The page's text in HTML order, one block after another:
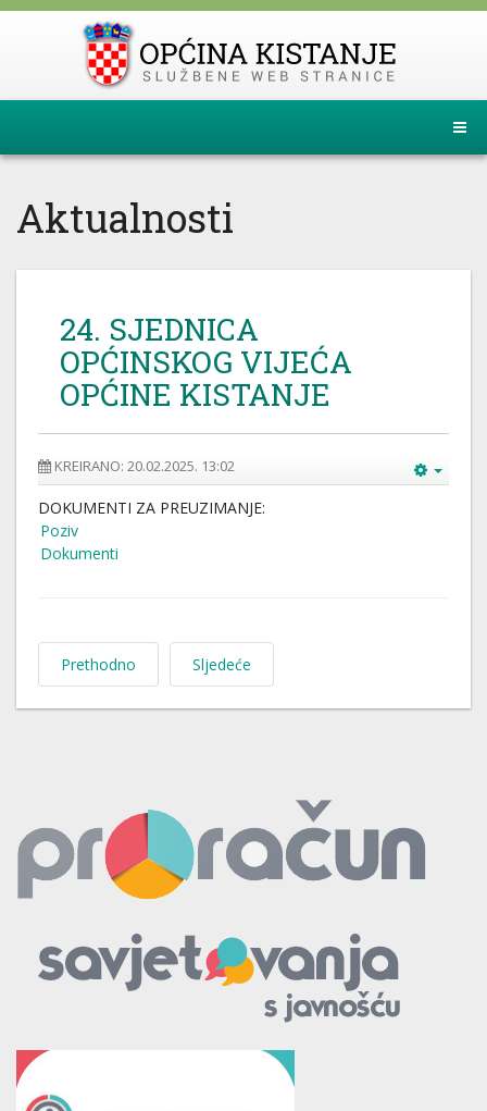
Aktualnosti
24. SJEDNICA
OPĆINSKOG VIJEĆA
OPĆINE KISTANJE
KREIRANO: 20.02.2025. 13:02
DOKUMENTI ZA PREUZIMANJE:
Poziv
Dokumenti
Prethodno Sljedeće